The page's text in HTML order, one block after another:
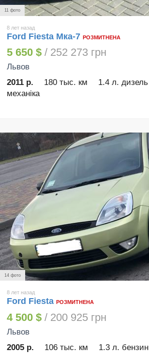
11 фото
8 лет назад
Ford Fiesta Мка-7 РОЗМИТНЕНА
5 650 $ / 252 273 грн
Львов
2011 р.
180 тыс. км 1.4 л. дизель
механіка
14 фото
8 лет назад
Ford Fiesta РОЗМИТНЕНА
4 500 $ / 200 925 грн
Львов
2005 р.
106 тыс. км 1.3 л. бензин